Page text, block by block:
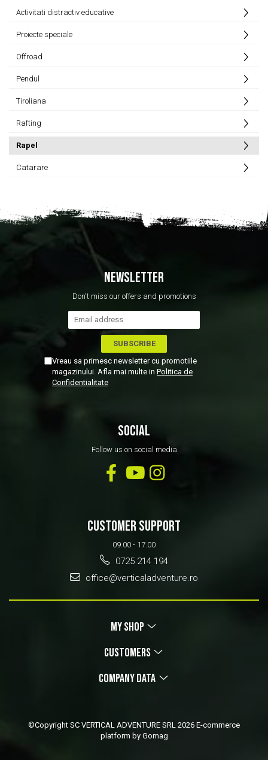
Activitati distractiv educative
Proiecte speciale
Offroad
Pendul
Tiroliana
Rafting
Rapel
Catarare
NEWSLETTER
Don't miss our offers and promotions
Vreau sa primesc newsletter cu promotiile
magazinului. Afla mai multe in Politica de
Confidentialitate
SOCIAL
Follow us on social media
CUSTOMER SUPPORT
09.00 - 17.00
0725 214 194
office@verticaladventure.ro
MY SHOP
CUSTOMERS
COMPANY DATA
©Copyright SC VERTICAL ADVENTURE SRL 2026 E-commerce
platform by Gomag